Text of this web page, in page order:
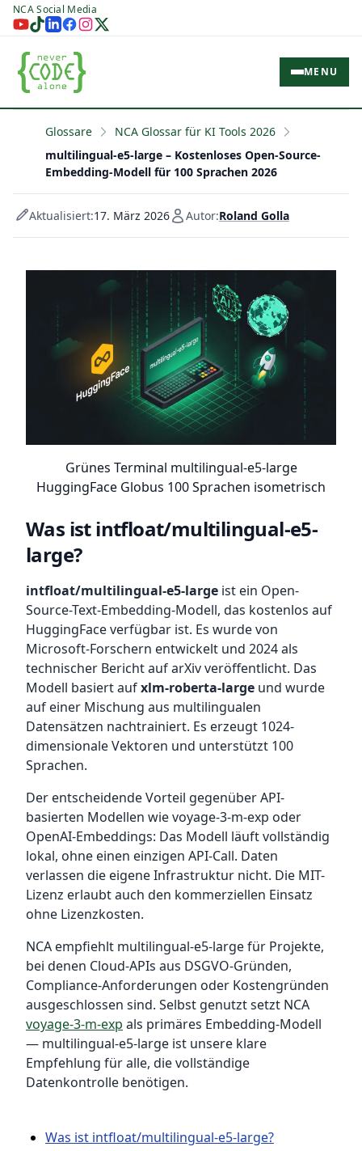
NCA Social Media
MENU
Glossare
NCA Glossar für KI Tools 2026
multilingual-e5-large – Kostenloses Open-Source-
Embedding-Modell für 100 Sprachen 2026
Aktualisiert:17. März 2026 Autor:Roland Golla
Grünes Terminal multilingual-e5-large
HuggingFace Globus 100 Sprachen isometrisch
Was ist intfloat/multilingual-e5-
large?
intfloat/multilingual-e5-large ist ein Open-
Source-Text-Embedding-Modell, das kostenlos auf
HuggingFace verfügbar ist. Es wurde von
Microsoft-Forschern entwickelt und 2024 als
technischer Bericht auf arXiv veröffentlicht. Das
Modell basiert aufxlm-roberta-large und wurde
auf einer Mischung aus multilingualen
Datensätzen nachtrainiert. Es erzeugt 1024-
dimensionale Vektoren und unterstützt 100
Sprachen.
Der entscheidende Vorteil gegenüber API-
basierten Modellen wie voyage-3-m-exp oder
OpenAI-Embeddings: Das Modell läuft vollständig
lokal, ohne einen einzigen API-Call. Daten
verlassen die eigene Infrastruktur nicht. Die MIT-
Lizenz erlaubt auch den kommerziellen Einsatz
ohne Lizenzkosten.
NCA empfiehlt multilingual-e5-large für Projekte,
bei denen Cloud-APIs aus DSGVO-Gründen,
Compliance-Anforderungen oder Kostengründen
ausgeschlossen sind. Selbst genutzt setzt NCA
voyage-3-m-exp als primäres Embedding-Modell
— multilingual-e5-large ist unsere klare
Empfehlung für alle, die vollständige
Datenkontrolle benötigen.
Was ist intfloat/multilingual-e5-large?